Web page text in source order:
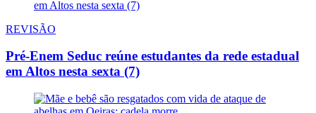
REVISÃO
Pré-Enem Seduc reúne estudantes da rede estadual
em Altos nesta sexta (7)